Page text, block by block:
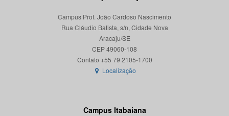
Campus Prof. João Cardoso Nascimento
Rua Cláudio Batista, s/n, Cidade Nova
Aracaju/SE
CEP 49060-108
Localização
Campus Itabaiana